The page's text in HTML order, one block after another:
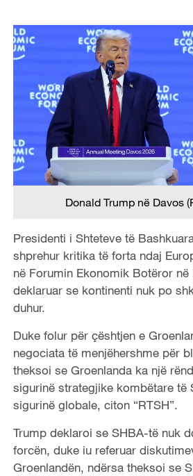
Donald Trump në Davos
Presidenti i Shteteve të
shprehur kritika të forta ndaj
në Forumin Ekonomik Botëror
deklaruar se kontinenti nuk po
duhur.
Duke folur për çështjen e
negociata të menjëhershme për
theksoi se Groenlanda ka një
sigurinë strategjike kombëtare të
sigurinë globale, citon “RTSH”.
Trump deklaroi se SHBA-të nuk
forcën, duke iu referuar
Groenlandën, ndërsa theksoi se